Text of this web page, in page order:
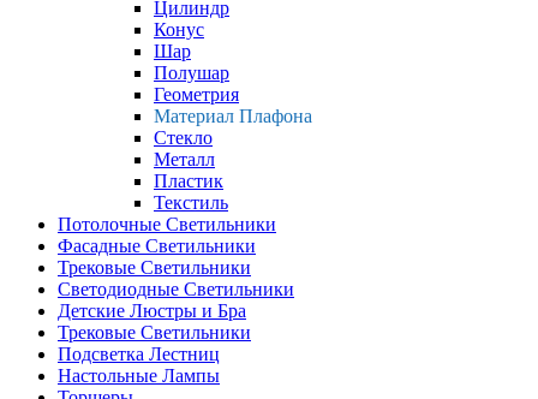
Цилиндр
Конус
Шар
Полушар
Геометрия
Материал Плафона
Стекло
Металл
Пластик
Текстиль
Потолочные Светильники
Фасадные Светильники
Трековые Светильники
Светодиодные Светильники
Детские Люстры и Бра
Трековые Светильники
Подсветка Лестниц
Настольные Лампы